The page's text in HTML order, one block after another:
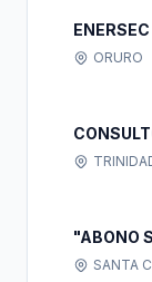
ORURO
"ABONO
SANTA